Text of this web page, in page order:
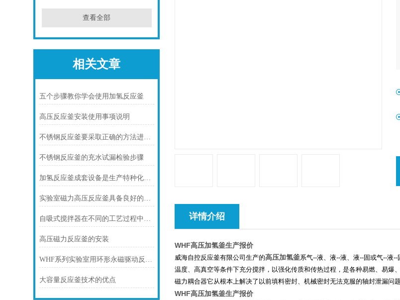
查看全部
相关文章
五个步骤教你学会使用加氢反应釜
高压反应釜安装使用事项说明
不锈钢反应釜要采取正确的方法进行破损修理
不锈钢反应釜的充水试漏检验步骤
加氢反应釜成套设备是生产特种化工产品装置的关键设备
实验室磁力高压反应釜具备良好的密封性能和温度控制精度
自吸式搅拌器在不同的工艺过程中其搅拌形式会发生变化
高压磁力反应釜的安装
WHF系列实验室用环形永磁驱动反应釜主要技术参数
大容量反应釜技术的优点
详情介绍
WHF高压加氢釜生产报价
威海自控反应釜有限公司生产的高压加氢釜系气--液、液--液、液--固或气--液--
温度、高真空等条件下充分搅拌，以强化传质和传热过程，是各种易燃、易
磁力耦合器它从根本上解决了以前填料密封、机械密封无法克服的轴封泄漏问
WHF高压加氢釜生产报价